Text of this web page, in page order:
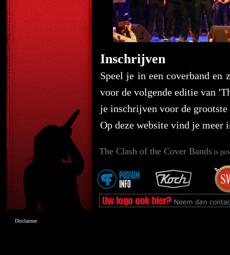
Inschrijven
Speel je in een coverband
voor de volgende editie van
je inschrijven voor de
Op deze website vind je
The Clash of the Cover Bands is
Disclaimer